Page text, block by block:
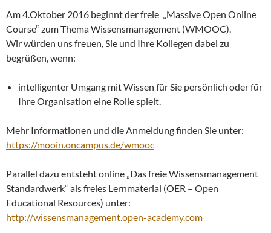
Am 4.Oktober 2016 beginnt der freie „Massive Open Online
Course“ zum Thema Wissensmanagement (WMOOC).
Wir würden uns freuen, Sie und Ihre Kollegen dabei zu
begrüßen, wenn:
intelligenter Umgang mit Wissen für Sie persönlich oder für
Ihre Organisation eine Rolle spielt.
Mehr Informationen und die Anmeldung finden Sie unter:
https://mooin.oncampus.de/wmooc
Parallel dazu entsteht online „Das freie Wissensmanagement
Standardwerk“ als freies Lernmaterial (OER – Open
Educational Resources) unter:
http://wissensmanagement.open-academy.com